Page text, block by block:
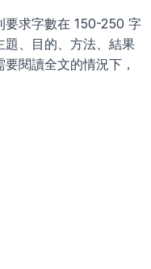
要求字數在 150-250 字
題、目的、方法、結果
閱讀全文的情況下，